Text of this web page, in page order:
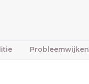
Probleemwijken